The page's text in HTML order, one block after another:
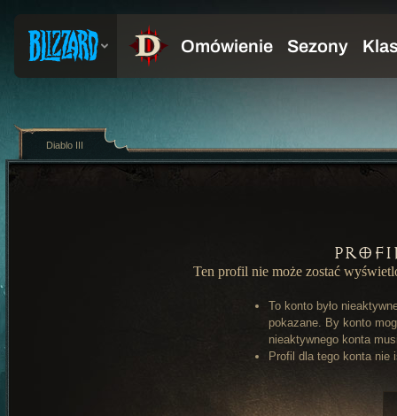
Ten profil nie może zostać
To konto było
pokazane. By konto
nieaktywnego konta
Profil dla tego konta nie
Diablo III